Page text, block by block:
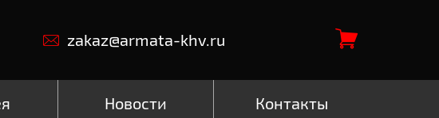
zakaz@armata-khv.ru
Новости Контакты